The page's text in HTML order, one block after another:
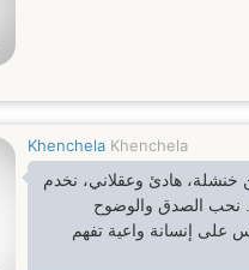
Khenchela Khenchela
هادئ وعقلاني، نخدم
نحب الصدق والوضوح
على إنسانة واعية تفهم